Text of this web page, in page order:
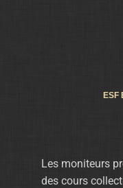
ESF
Les moniteurs
des cours